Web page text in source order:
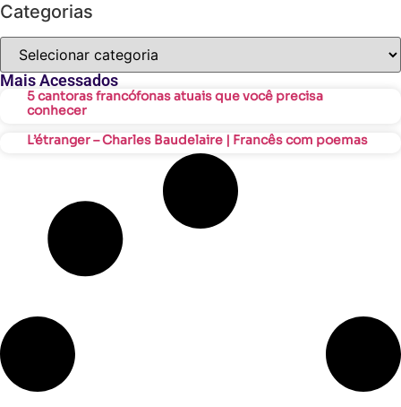
Categorias
Mais Acessados
5 cantoras francófonas atuais que você precisa
conhecer
L’étranger – Charles Baudelaire | Francês com poemas